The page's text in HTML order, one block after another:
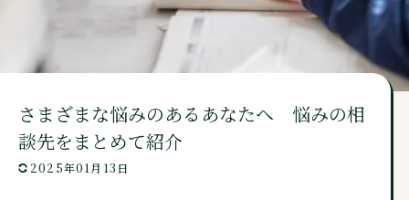
キズキとは？
料金・コース
さまざまな悩みのあるあなたへ 悩みの相
談先をまとめて紹介
2025年01月13日